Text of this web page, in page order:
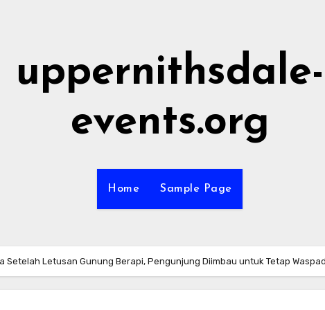
uppernithsdale-
events.org
Home Sample Page
Setelah Letusan Gunung Berapi, Pengunjung Diimbau untuk Tetap